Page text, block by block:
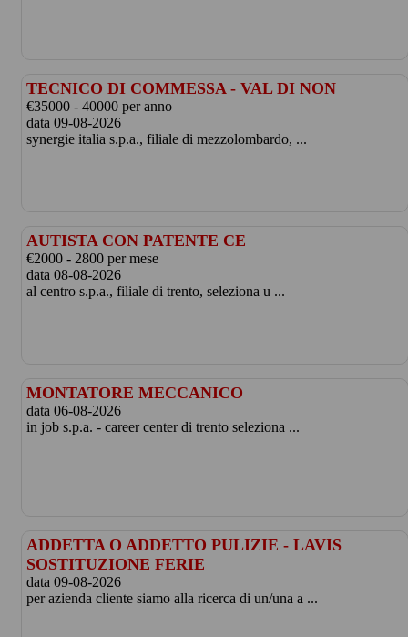
TECNICO DI COMMESSA - VAL DI NON
€35000 - 40000 per anno
data 09-08-2026
synergie italia s.p.a., filiale di mezzolombardo, ...
AUTISTA CON PATENTE CE
€2000 - 2800 per mese
data 08-08-2026
al centro s.p.a., filiale di trento, seleziona u ...
MONTATORE MECCANICO
data 06-08-2026
in job s.p.a. - career center di trento seleziona ...
ADDETTA O ADDETTO PULIZIE - LAVIS
SOSTITUZIONE FERIE
data 09-08-2026
per azienda cliente siamo alla ricerca di un/una a ...